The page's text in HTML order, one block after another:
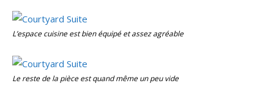
L’espace cuisine est bien équipé et assez agréable
Le reste de la pièce est quand même un peu vide